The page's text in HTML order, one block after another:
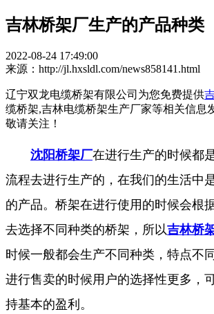
吉林桥架厂生产的产品种类
2022-08-24 17:49:00
来源：http://jl.hxsldl.com/news858141.html
辽宁双龙电缆桥架有限公司为您免费提供
缆桥架,吉林电缆桥架生产厂家等相关信息
敬请关注！
沈阳桥架厂在进行生产的时候都
流程去进行生产的，在我们的生活中
的产品。桥架在进行使用的时候会根
去选择不同种类的桥架，所以吉林桥
时候一般都会生产不同种类，特点不
进行售卖的时候用户的选择性更多，
持基本的盈利。